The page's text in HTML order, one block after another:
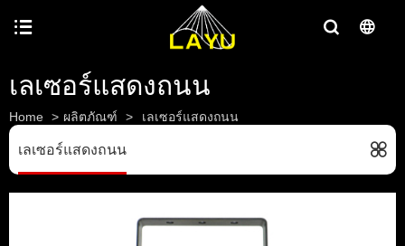
เลเซอร์แสดงถนน
Home > ผลิตภัณฑ์ > เลเซอร์แสดงถนน
เลเซอร์แสดงถนน